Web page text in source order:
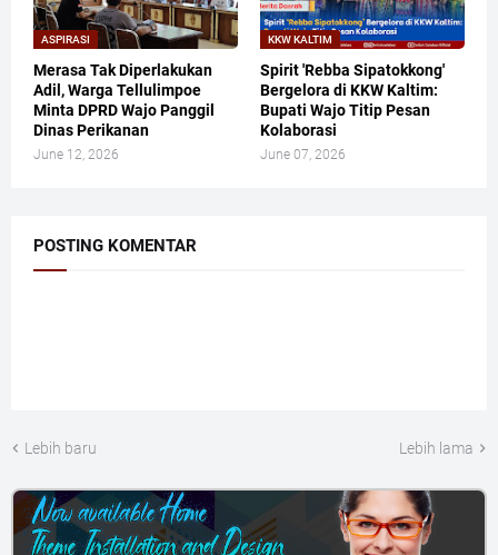
ASPIRASI
Merasa Tak Diperlakukan
Adil, Warga Tellulimpoe
Minta DPRD Wajo Panggil
Dinas Perikanan
June 12, 2026
KKW KALTIM
​Spirit 'Rebba Sipatokkong'
Bergelora di KKW Kaltim:
Bupati Wajo Titip Pesan
Kolaborasi
June 07, 2026
POSTING KOMENTAR
Lebih baru Lebih lama